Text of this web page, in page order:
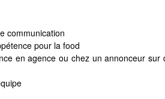
communication
pour la food
en agence ou chez un annonceur sur